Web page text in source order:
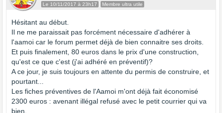
Le 10/11/2017 à 23h17 Membre ultra utile
Hésitant au début.
Il ne me paraissait pas forcément nécessaire d'adhérer à
l'aamoi car le forum permet déjà de bien connaitre ses droits.
Et puis finalement, 80 euros dans le prix d'une construction,
qu'est ce que c'est (j'ai adhéré en préventif)?
A ce jour, je suis toujours en attente du permis de construire, et
pourtant...
Les fiches préventives de l'Aamoi m'ont déjà fait économisé
2300 euros : avenant illégal refusé avec le petit courrier qui va
bien.